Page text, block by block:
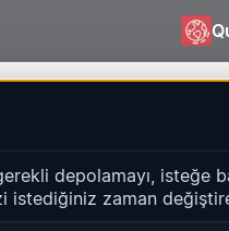
depolamayı, isteğe
istediğiniz zaman
–